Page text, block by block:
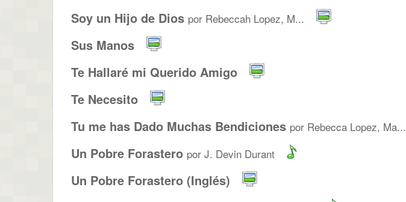
Soy un Hijo de Dios por Rebeccah Lopez, M...
Sus Manos
Te Hallaré mi Querido Amigo
Te Necesito
Tu me has Dado Muchas Bendiciones por Rebecca Lopez, Ma...
Un Pobre Forastero por J. Devin Durant
Un Pobre Forastero (Inglés)